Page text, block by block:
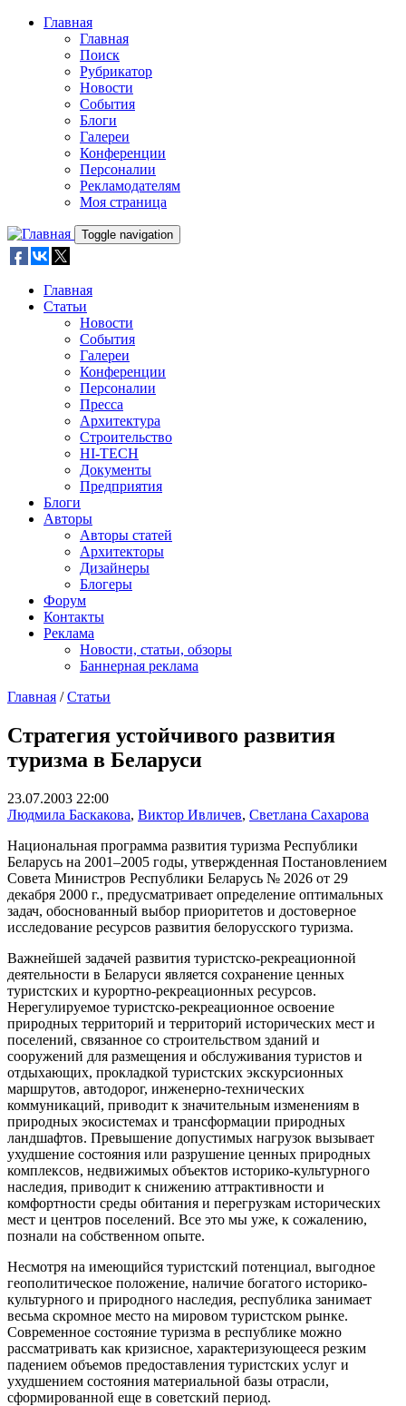
Skip to main content
Главная
Главная
Поиск
Рубрикатор
Новости
События
Блоги
Галереи
Конференции
Персоналии
Рекламодателям
Моя страница
Toggle navigation
Главная
Статьи
Новости
События
Галереи
Конференции
Персоналии
Пресса
Архитектура
Строительство
HI-TECH
Документы
Предприятия
Блоги
Авторы
Авторы статей
Архитекторы
Дизайнеры
Блогеры
Форум
Контакты
Реклама
Новости, статьи, обзоры
Баннерная реклама
Главная / Статьи
Стратегия устойчивого развития
туризма в Беларуси
23.07.2003 22:00
Людмила Баскакова, Виктор Ивличев, Светлана Сахарова
Национальная программа развития туризма Республики
Беларусь на 2001–2005 годы, утвержденная Постановлением
Совета Министров Республики Беларусь № 2026 от 29
декабря 2000 г., предусматривает определение оптимальных
задач, обоснованный выбор приоритетов и достоверное
исследование ресурсов развития белорусского туризма.
Важнейшей задачей развития туристско-рекреационной
деятельности в Беларуси является сохранение ценных
туристских и курортно-рекреационных ресурсов.
Нерегулируемое туристско-рекреационное освоение
природных территорий и территорий исторических мест и
поселений, связанное со строительством зданий и
сооружений для размещения и обслуживания туристов и
отдыхающих, прокладкой туристских экскурсионных
маршрутов, автодорог, инженерно-технических
коммуникаций, приводит к значительным изменениям в
природных экосистемах и трансформации природных
ландшафтов. Превышение допустимых нагрузок вызывает
ухудшение состояния или разрушение ценных природных
комплексов, недвижимых объектов историко-культурного
наследия, приводит к снижению аттрактивности и
комфортности среды обитания и перегрузкам исторических
мест и центров поселений. Все это мы уже, к сожалению,
познали на собственном опыте.
Несмотря на имеющийся туристский потенциал, выгодное
геополитическое положение, наличие богатого историко-
культурного и природного наследия, республика занимает
весьма скромное место на мировом туристском рынке.
Современное состояние туризма в республике можно
рассматривать как кризисное, характеризующееся резким
падением объемов предоставления туристских услуг и
ухудшением состояния материальной базы отрасли,
сформированной еще в советский период.